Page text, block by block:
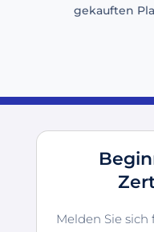
gekauften
Melden Sie